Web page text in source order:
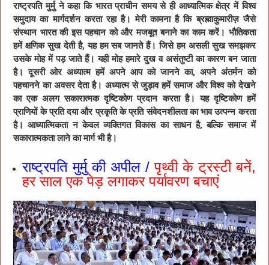
राष्ट्रपति मुर्मु ने कहा कि भारत प्राचीन समय से ही आध्यात्मिक क्षेत्र में विश्व
समुदाय का मार्गदर्शन करता रहा है। मेरी कामना है कि ब्रह्माकुमारीज़ जैसे
संस्थान भारत की इस पहचान को और मजबूत बनाने का काम करें। भौतिकता
हमें क्षणिक सुख देती है, यह हम सब जानते हैं। जिसे हम असली सुख समझकर
उसके मोह में पड़ जाते हैं। यही मोह हमारे दुख व असंतुष्टी का कारण बन जाता
है। दूसरी ओर अध्यात्म हमें अपने आप को जानने का, अपने अंतर्मन को
पहचानने का अवसर देता है। अध्यात्म से जुड़ाव हमें समाज और विश्व को देखने
का एक अलग सकारात्मक दृष्टिकोण प्रदान करता है। यह दृष्टिकोण हमें
प्राणियों के प्रति दया और प्रकृति के प्रति संवेदनशीलता का भाव उत्पन्न करता
है। आध्यात्मिकता न केवल व्यक्तिगत विकास का साधन है, बल्कि समाज में
सकारात्मकता लाने का मार्ग भी है।
राष्ट्रपति मुर्मु की अपील / पृथ्वी के ट्रस्टी बनें,
हर साल एक पेड़ लगाकर पर्यावरण बचाएं